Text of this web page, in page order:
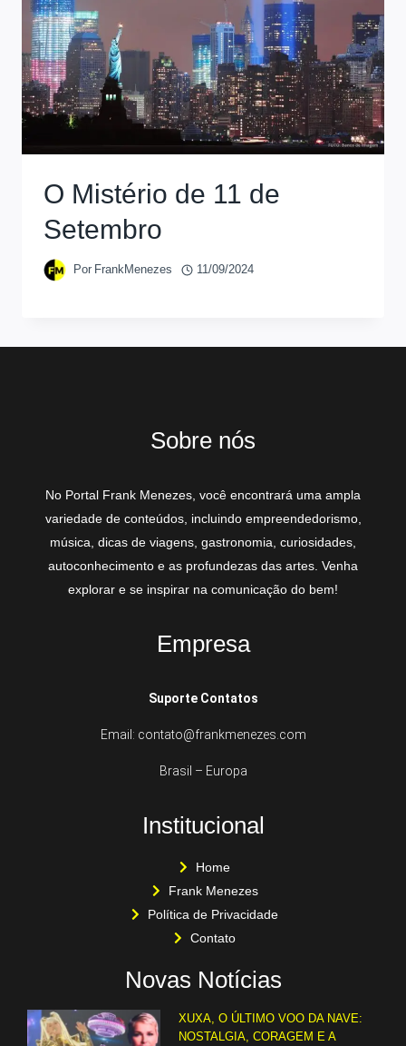
O Mistério de 11 de
Setembro
Por FrankMenezes 11/09/2024
Sobre nós
No Portal Frank Menezes, você encontrará uma ampla
variedade de conteúdos, incluindo empreendedorismo,
música, dicas de viagens, gastronomia, curiosidades,
autoconhecimento e as profundezas das artes. Venha
explorar e se inspirar na comunicação do bem!
Empresa
Suporte Contatos
Email: contato@frankmenezes.com
Brasil – Europa
Institucional
Home
Frank Menezes
Política de Privacidade
Contato
Novas Notícias
XUXA, O ÚLTIMO VOO DA NAVE:
NOSTALGIA, CORAGEM E A